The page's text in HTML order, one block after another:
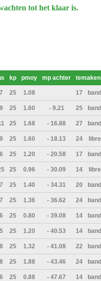
tot het klaar is.
kp pmoy mp achter temaken
7 25 1.08 17 band
9 25 1.60 - 9.21 25 band
25 1.68 - 16.88 27 band
9 25 1.60 - 18.13 24 libre
6 25 1.20 - 20.58 17 band
25 0.96 - 30.09 14 libre
7 25 1.40 - 34.31 20 band
7 25 1.36 - 36.62 24 band
6 25 0.80 - 39.08 14 band
5 25 1.20 - 40.53 14 band
8 25 1.32 - 41.08 22 band
8 25 1.88 - 43.46 24 band
6 25 0.88 - 47.67 14 band